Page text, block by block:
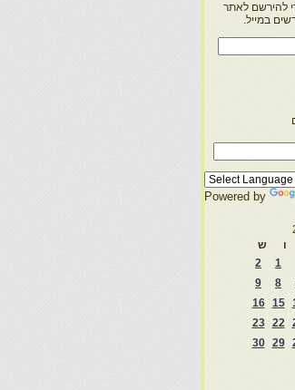
להירשם לאתר
במייל.
Powered by
ו
ש
1
2
8
9
15
16
22
23
29
30